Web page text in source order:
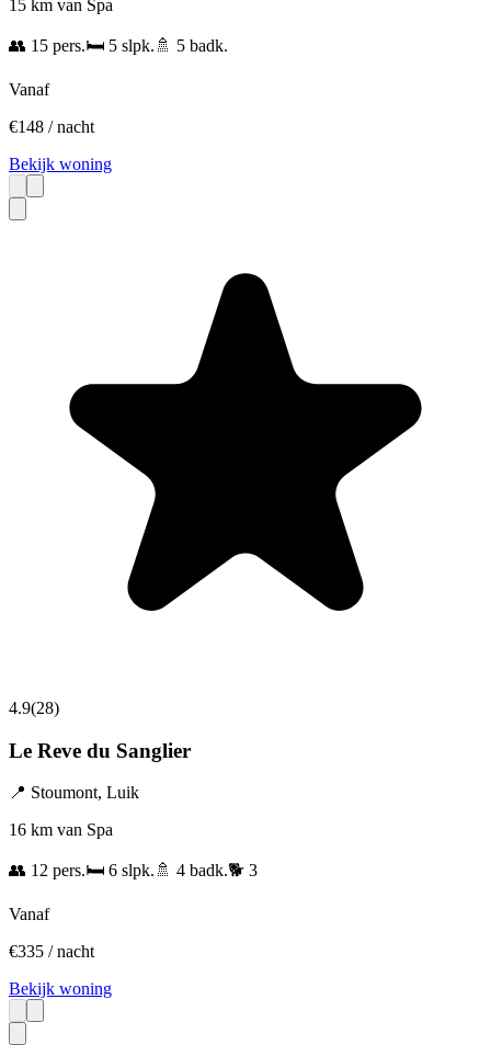
15 km van Spa
👥 15 pers.🛏️ 5 slpk. 🚿 5 badk.
Vanaf
€148 / nacht
Bekijk woning
4.9(28)
Le Reve du Sanglier
📍 Stoumont, Luik
16 km van Spa
👥 12 pers.🛏️ 6 slpk. 🚿 4 badk.🐕 3
Vanaf
€335 / nacht
Bekijk woning